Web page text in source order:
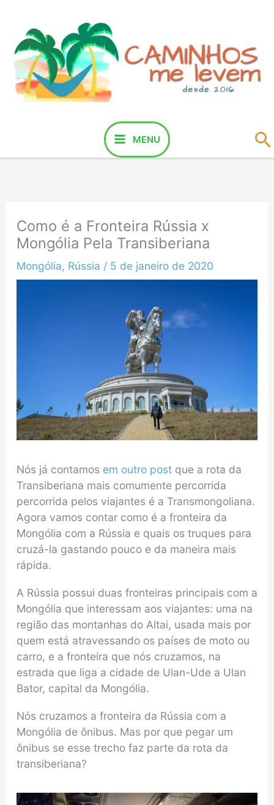
conteúdo
MENU
Como é a Fronteira Rússia x
Mongólia Pela Transiberiana
Mongólia, Rússia / 5 de janeiro de 2020
Nós já contamos em outro postque a rota da
Transiberiana mais comumente percorrida
percorrida pelos viajantes é a Transmongoliana.
Agora vamos contar como é a fronteira da
Mongólia com a Rússia e quais os truques para
cruzá-la gastando pouco e da maneira mais
rápida.
A Rússia possui duas fronteiras principais com a
Mongólia que interessam aos viajantes: uma na
região das montanhas do Altai, usada mais por
quem está atravessando os países de moto ou
carro, e a fronteira que nós cruzamos, na
estrada que liga a cidade de Ulan-Ude a Ulan
Bator, capital da Mongólia.
Nós cruzamos a fronteira da Rússia com a
Mongólia de ônibus. Mas por que pegar um
ônibus se esse trecho faz parte da rota da
transiberiana?